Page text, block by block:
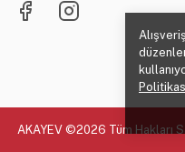
AKAYEV ©2026 Tüm Hakları